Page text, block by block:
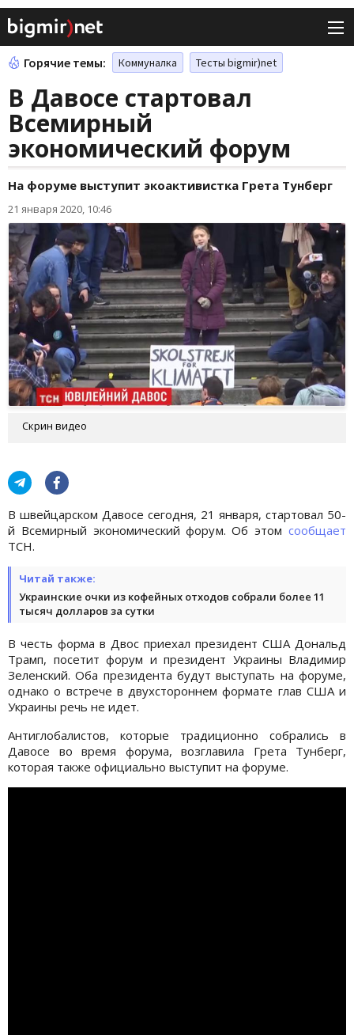
Горячие темы: Коммуналка Тесты bigmir)net
В Давосе стартовал
Всемирный
экономический форум
На форуме выступит экоактивистка Грета Тунберг
21 января 2020, 10:46
Скрин видео
В швейцарском Давосе сегодня, 21 января, стартовал 50-
й Всемирный экономический форум. Об этом сообщает
ТСН.
Читай также:
Украинские очки из кофейных отходов собрали более 11
тысяч долларов за сутки
В честь форма в Двос приехал президент США Дональд
Трамп, посетит форум и президент Украины Владимир
Зеленский. Оба президента будут выступать на форуме,
однако о встрече в двухстороннем формате глав США и
Украины речь не идет.
Антиглобалистов, которые традиционно собрались в
Давосе во время форума, возглавила Грета Тунберг,
которая также официально выступит на форуме.